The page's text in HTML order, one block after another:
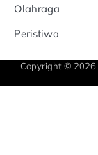
Olahraga
Peristiwa
Copyright © 2026